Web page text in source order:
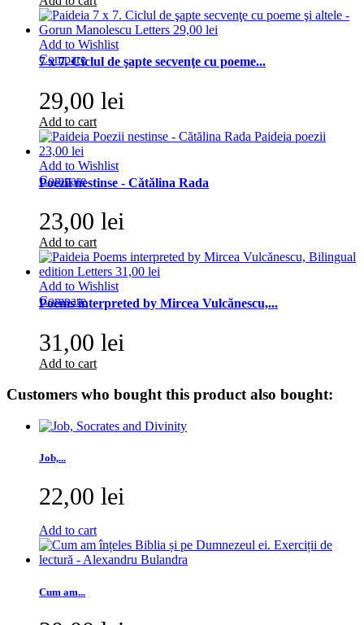
Add to Wishlist
Compare
7 x 7. Ciclul de şapte secvenţe cu poeme...
29,00 lei
Add to cart
Add to Wishlist
Compare
Poezii nestinse - Cătălina Rada
23,00 lei
Add to cart
Add to Wishlist
Compare
Poems interpreted by Mircea Vulcănescu,...
31,00 lei
Add to cart
Customers who bought this product also bought:
Job,...
22,00 lei
Add to cart
Cum am...